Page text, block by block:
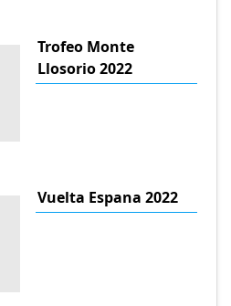
Trofeo Monte
Llosorio 2022
Vuelta Espana 2022